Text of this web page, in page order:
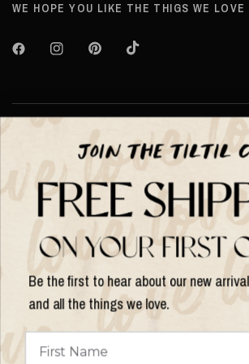
WE HOPE YOU LIKE THE THIGS WE LOVE
About TILTIL
Help & Info
Help & Info
country/region
Be the first to hear about our new
and all the things we love.